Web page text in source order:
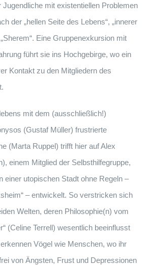
mit existentiellen Problemen
der „hellen Seite des Lebens“, „innerer
Eine Gruppenexkursion mit
führt sie ins Hochgebirge, wo ein
Kontakt zu den Mitgliedern des
mit dem (ausschließlich!)
(Gustaf Müller) frustrierte
(Marta Ruppel) trifft hier auf Alex
einem Mitglied der Selbsthilfegruppe,
einer utopischen Stadt ohne Regeln –
– entwickelt. So verstricken sich
Welten, deren Philosophie(n) vom
(Celine Terrell) wesentlich beeinflusst
Vögel wie Menschen, wo ihr
von Ängsten, Frust und Depressionen